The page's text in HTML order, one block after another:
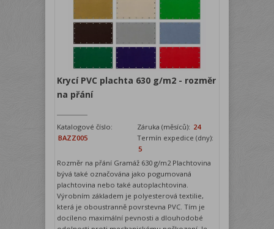
Krycí PVC plachta 630 g/m2 - rozměr
na přání
Katalogové číslo:
BAZZ005
Záruka (měsíců): 24
Termín expedice (dny):
5
Rozměr na přání Gramáž 630 g/m2 Plachtovina
bývá také označována jako pogumovaná
plachtovina nebo také autoplachtovina.
Výrobním základem je polyesterová textilie,
která je oboustranně povrstevna PVC. Tím je
docíleno maximální pevnosti a dlouhodobé